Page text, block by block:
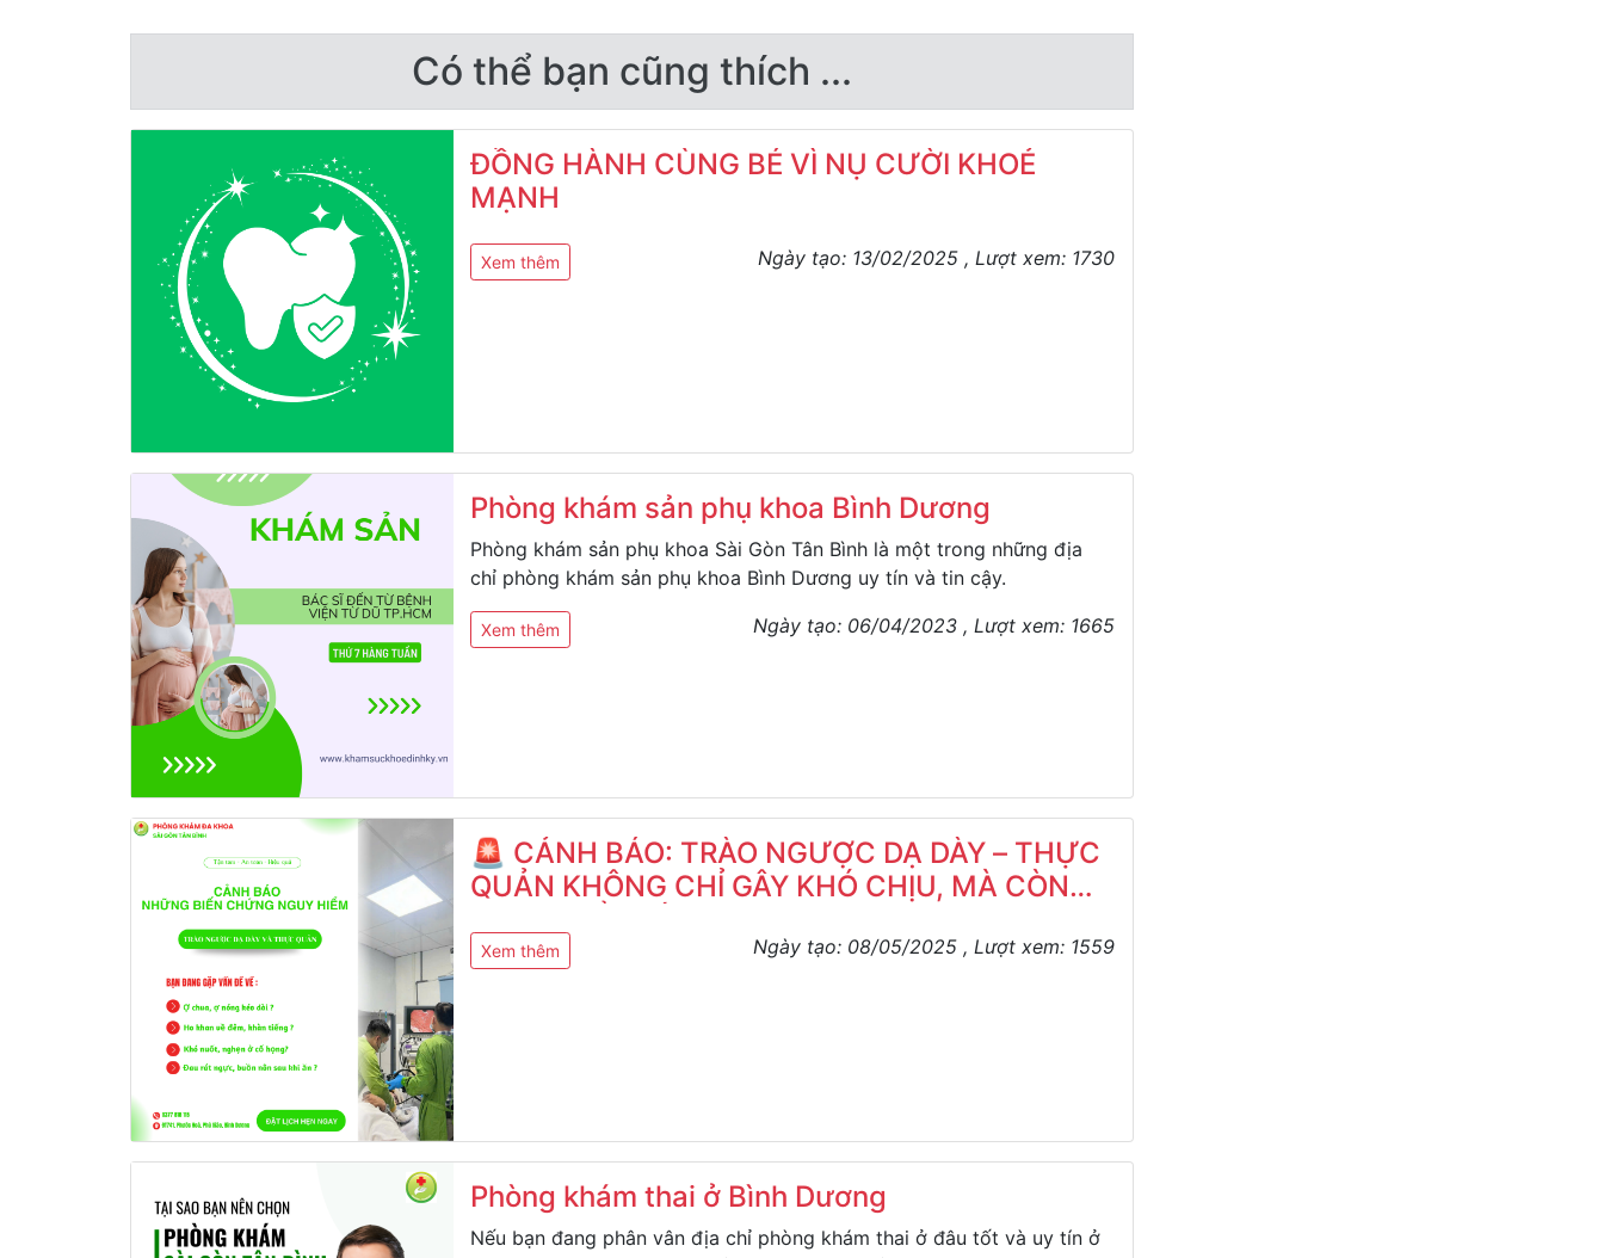
Có thể bạn cũng thích ...
ĐỒNG HÀNH CÙNG BÉ VÌ NỤ CƯỜI KHOẺ
MẠNH
Xem thêm Ngày tạo: 13/02/2025 , Lượt xem: 1730
Phòng khám sản phụ khoa Bình Dương
Phòng khám sản phụ khoa Sài Gòn Tân Bình là một trong những địa
chỉ phòng khám sản phụ khoa Bình Dương uy tín và tin cậy.
Xem thêm Ngày tạo: 06/04/2023 , Lượt xem: 1665
🚨 CẢNH BÁO: TRÀO NGƯỢC DẠ DÀY – THỰC
QUẢN KHÔNG CHỈ GÂY KHÓ CHỊU, MÀ CÒN
Xem thêm Ngày tạo: 08/05/2025 , Lượt xem: 1559
Phòng khám thai ở Bình Dương
Nếu bạn đang phân vân địa chỉ phòng khám thai ở đâu tốt và uy tín ở